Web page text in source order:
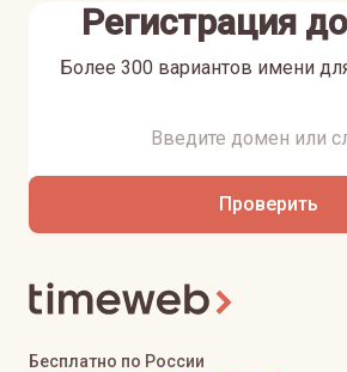
Регистрация
Более 300 вариантов имени
Проверить
Бесплатно по России